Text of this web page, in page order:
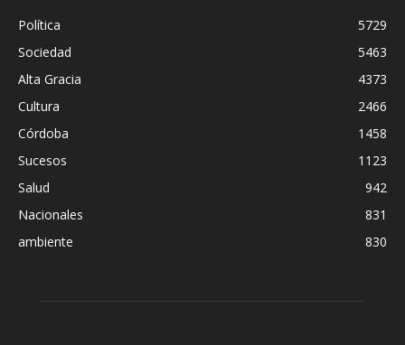
Política
5729
Sociedad
5463
Alta Gracia
4373
Cultura
2466
Córdoba
1458
Sucesos
1123
Salud
942
Nacionales
831
ambiente
830